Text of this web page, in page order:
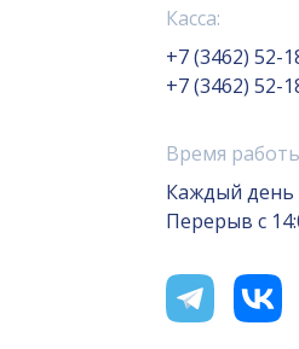
Касса:
+7 (3462) 52-
+7 (3462) 52-
Время
Каждый день
Перерыв с